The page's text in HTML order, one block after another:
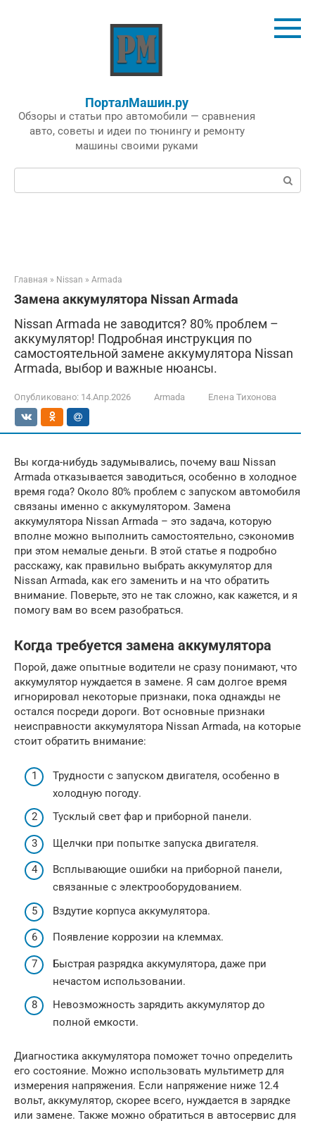
ПорталМашин.ру
Обзоры и статьи про автомобили — сравнения
авто, советы и идеи по тюнингу и ремонту
машины своими руками
Поиск:
Главная » Nissan » Armada
Замена аккумулятора Nissan Armada
Nissan Armada не заводится? 80% проблем –
аккумулятор! Подробная инструкция по
самостоятельной замене аккумулятора Nissan
Armada, выбор и важные нюансы.
Опубликовано: 14.Апр.2026 Armada Елена Тихонова
Вы когда-нибудь задумывались, почему ваш Nissan
Armada отказывается заводиться, особенно в холодное
время года? Около 80% проблем с запуском автомобиля
связаны именно с аккумулятором. Замена
аккумулятора Nissan Armada – это задача, которую
вполне можно выполнить самостоятельно, сэкономив
при этом немалые деньги. В этой статье я подробно
расскажу, как правильно выбрать аккумулятор для
Nissan Armada, как его заменить и на что обратить
внимание. Поверьте, это не так сложно, как кажется, и я
помогу вам во всем разобраться.
Когда требуется замена аккумулятора
Порой, даже опытные водители не сразу понимают, что
аккумулятор нуждается в замене. Я сам долгое время
игнорировал некоторые признаки, пока однажды не
остался посреди дороги. Вот основные признаки
неисправности аккумулятора Nissan Armada, на которые
стоит обратить внимание:
Трудности с запуском двигателя, особенно в
холодную погоду.
Тусклый свет фар и приборной панели.
Щелчки при попытке запуска двигателя.
Всплывающие ошибки на приборной панели,
связанные с электрооборудованием.
Вздутие корпуса аккумулятора.
Появление коррозии на клеммах.
Быстрая разрядка аккумулятора, даже при
нечастом использовании.
Невозможность зарядить аккумулятор до
полной емкости.
Диагностика аккумулятора поможет точно определить
его состояние. Можно использовать мультиметр для
измерения напряжения. Если напряжение ниже 12.4
вольт, аккумулятор, скорее всего, нуждается в зарядке
или замене. Также можно обратиться в автосервис для